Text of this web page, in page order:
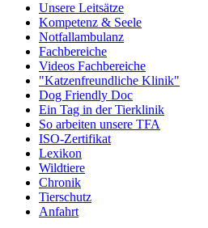
Unsere Leitsätze
Kompetenz & Seele
Notfallambulanz
Fachbereiche
Videos Fachbereiche
"Katzenfreundliche Klinik"
Dog Friendly Doc
Ein Tag in der Tierklinik
So arbeiten unsere TFA
ISO-Zertifikat
Lexikon
Wildtiere
Chronik
Tierschutz
Anfahrt